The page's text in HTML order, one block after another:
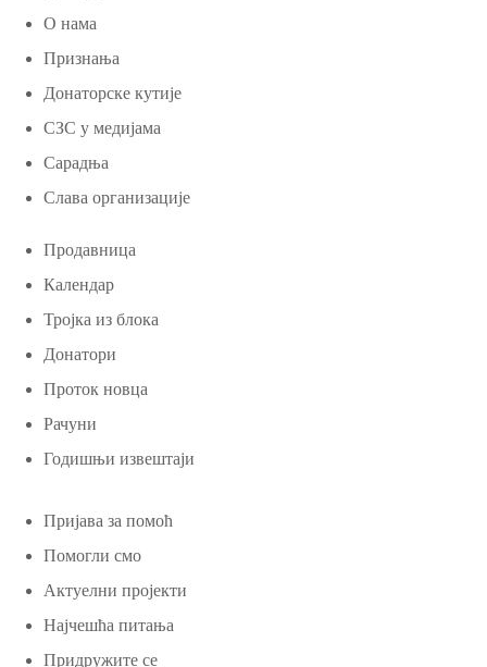
О нама
Признања
Донаторске кутије
СЗС у медијама
Сарадња
Слава организације
Продавница
Календар
Тројка из блока
Донатори
Проток новца
Рачуни
Годишњи извештаји
Пријава за помоћ
Помогли смо
Актуелни пројекти
Најчешћа питања
Придружите се